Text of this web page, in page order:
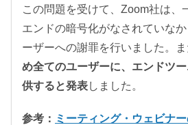
この問題を受けて、Zoom社は、
エンドの暗号化がなされていな
ーザーへの謝罪を行いました。ま
め全てのユーザーに、エンドツ
供すると発表しました。
参考： ミーティング・ウェビナ